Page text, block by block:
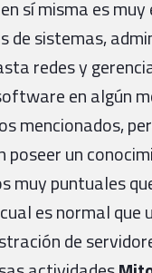
sí misma es
de sistemas,
redes y
en algún
mencionados,
un
muy puntuales
es normal que
de